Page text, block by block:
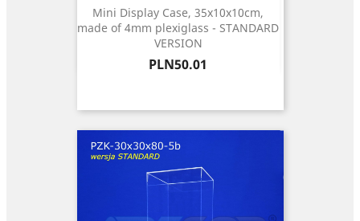
Mini Display Case, 35x10x10cm,
made of 4mm plexiglass - STANDARD
VERSION
Price
PLN50.01